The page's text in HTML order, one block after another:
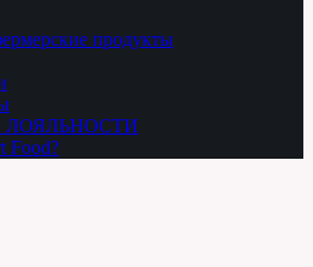
продукты
Food?